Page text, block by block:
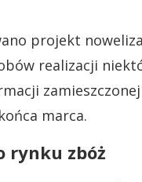
projekt
realizacji
marca.
rynku zbóż